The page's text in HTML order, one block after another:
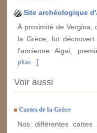
Site archéologique
À proximité de Vergina,
la Grèce, fut
l'ancienne Aigai,
plus...]
Voir aussi
Cartes de la Grèce
Nos différentes